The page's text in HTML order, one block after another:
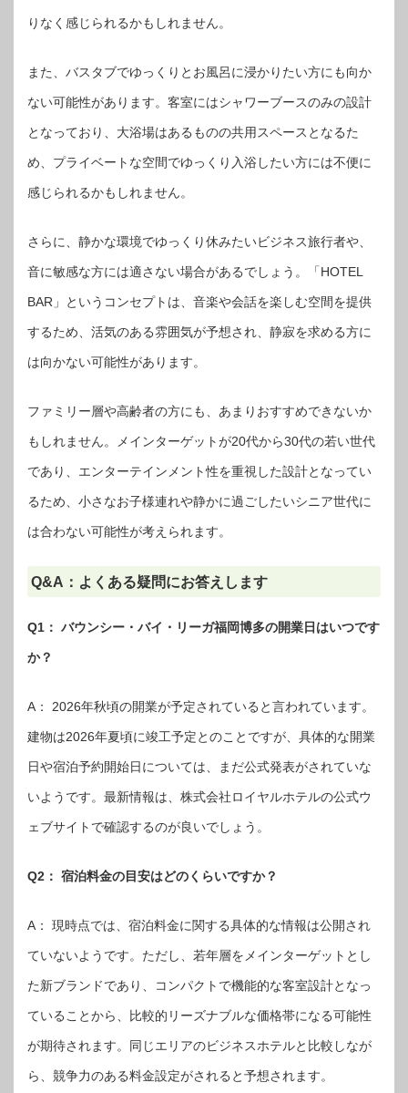
りなく感じられるかもしれません。
また、バスタブでゆっくりとお風呂に浸かりたい方にも向か
ない可能性があります。客室にはシャワーブースのみの設計
となっており、大浴場はあるものの共用スペースとなるた
め、プライベートな空間でゆっくり入浴したい方には不便に
感じられるかもしれません。
さらに、静かな環境でゆっくり休みたいビジネス旅行者や、
音に敏感な方には適さない場合があるでしょう。「HOTEL
BAR」というコンセプトは、音楽や会話を楽しむ空間を提供
するため、活気のある雰囲気が予想され、静寂を求める方に
は向かない可能性があります。
ファミリー層や高齢者の方にも、あまりおすすめできないか
もしれません。メインターゲットが20代から30代の若い世代
であり、エンターテインメント性を重視した設計となってい
るため、小さなお子様連れや静かに過ごしたいシニア世代に
は合わない可能性が考えられます。
Q&A：よくある疑問にお答えします
Q1： バウンシー・バイ・リーガ福岡博多の開業日はいつです
か？
A： 2026年秋頃の開業が予定されていると言われています。
建物は2026年夏頃に竣工予定とのことですが、具体的な開業
日や宿泊予約開始日については、まだ公式発表がされていな
いようです。最新情報は、株式会社ロイヤルホテルの公式ウ
ェブサイトで確認するのが良いでしょう。
Q2： 宿泊料金の目安はどのくらいですか？
A： 現時点では、宿泊料金に関する具体的な情報は公開され
ていないようです。ただし、若年層をメインターゲットとし
た新ブランドであり、コンパクトで機能的な客室設計となっ
ていることから、比較的リーズナブルな価格帯になる可能性
が期待されます。同じエリアのビジネスホテルと比較しなが
ら、競争力のある料金設定がされると予想されます。